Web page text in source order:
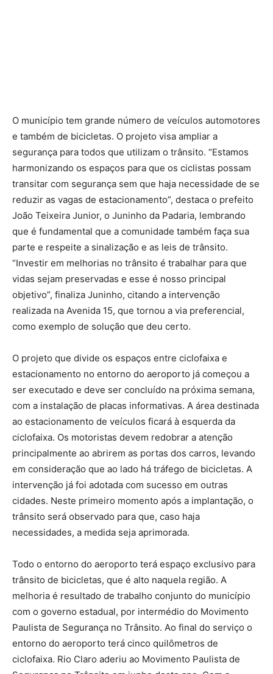
O município tem grande número de veículos automotores
e também de bicicletas. O projeto visa ampliar a
segurança para todos que utilizam o trânsito. “Estamos
harmonizando os espaços para que os ciclistas possam
transitar com segurança sem que haja necessidade de se
reduzir as vagas de estacionamento”, destaca o prefeito
João Teixeira Junior, o Juninho da Padaria, lembrando
que é fundamental que a comunidade também faça sua
parte e respeite a sinalização e as leis de trânsito.
“Investir em melhorias no trânsito é trabalhar para que
vidas sejam preservadas e esse é nosso principal
objetivo”, finaliza Juninho, citando a intervenção
realizada na Avenida 15, que tornou a via preferencial,
como exemplo de solução que deu certo.
O projeto que divide os espaços entre ciclofaixa e
estacionamento no entorno do aeroporto já começou a
ser executado e deve ser concluído na próxima semana,
com a instalação de placas informativas. A área destinada
ao estacionamento de veículos ficará à esquerda da
ciclofaixa. Os motoristas devem redobrar a atenção
principalmente ao abrirem as portas dos carros, levando
em consideração que ao lado há tráfego de bicicletas. A
intervenção já foi adotada com sucesso em outras
cidades. Neste primeiro momento após a implantação, o
trânsito será observado para que, caso haja
necessidades, a medida seja aprimorada.
Todo o entorno do aeroporto terá espaço exclusivo para
trânsito de bicicletas, que é alto naquela região. A
melhoria é resultado de trabalho conjunto do município
com o governo estadual, por intermédio do Movimento
Paulista de Segurança no Trânsito. Ao final do serviço o
entorno do aeroporto terá cinco quilômetros de
ciclofaixa. Rio Claro aderiu ao Movimento Paulista de